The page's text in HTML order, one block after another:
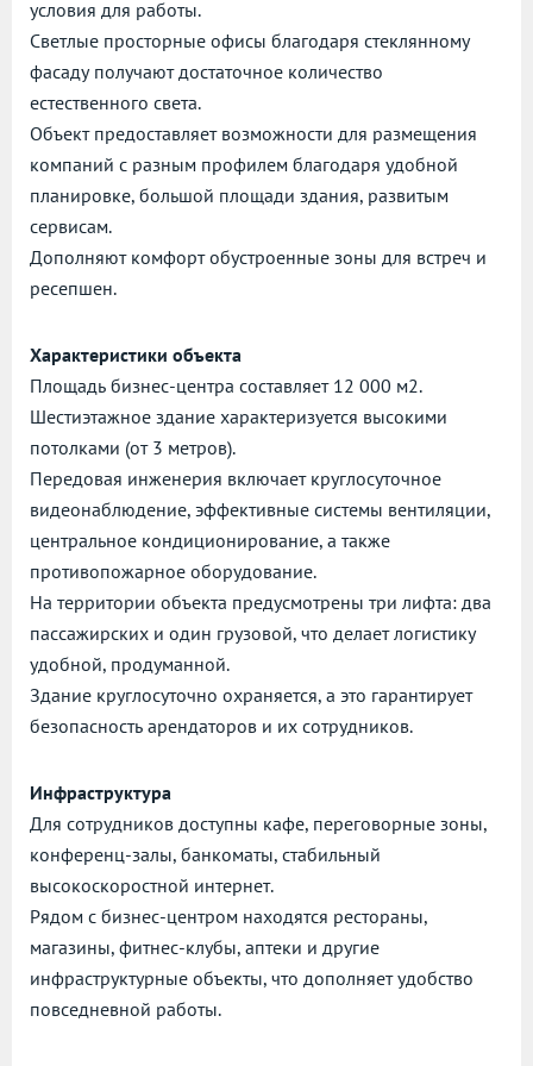
условия для работы.
Светлые просторные офисы благодаря стеклянному
фасаду получают достаточное количество
естественного света.
Объект предоставляет возможности для размещения
компаний с разным профилем благодаря удобной
планировке, большой площади здания, развитым
сервисам.
Дополняют комфорт обустроенные зоны для встреч и
ресепшен.
Характеристики объекта
Площадь бизнес-центра составляет 12 000 м2.
Шестиэтажное здание характеризуется высокими
потолками (от 3 метров).
Передовая инженерия включает круглосуточное
видеонаблюдение, эффективные системы вентиляции,
центральное кондиционирование, а также
противопожарное оборудование.
На территории объекта предусмотрены три лифта: два
пассажирских и один грузовой, что делает логистику
удобной, продуманной.
Здание круглосуточно охраняется, а это гарантирует
безопасность арендаторов и их сотрудников.
Инфраструктура
Для сотрудников доступны кафе, переговорные зоны,
конференц-залы, банкоматы, стабильный
высокоскоростной интернет.
Рядом с бизнес-центром находятся рестораны,
магазины, фитнес-клубы, аптеки и другие
инфраструктурные объекты, что дополняет удобство
повседневной работы.